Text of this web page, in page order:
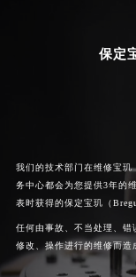
保定
我们的技术部门在维修宝玑
务中心都会为您提供3年的
表时获得的保定宝玑（
任何由事故、不当处理、错
修改、操作进行的维修而造